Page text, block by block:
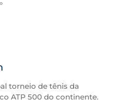
torneio de tênis da
ATP 500 do continente.